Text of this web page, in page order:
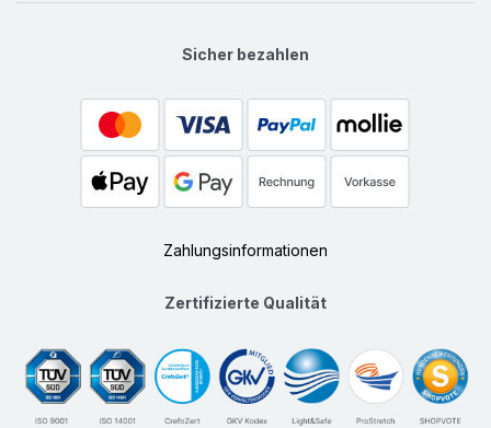
Sicher bezahlen
Zahlungsinformationen
Zertifizierte Qualität